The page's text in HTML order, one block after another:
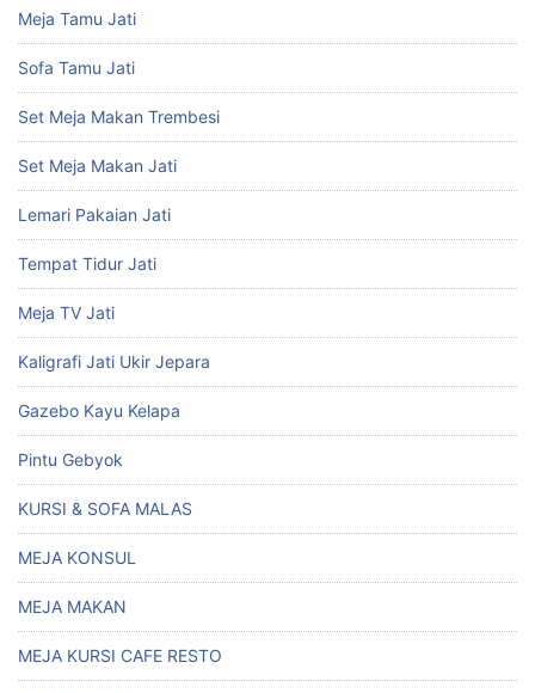
Meja Tamu Jati
Sofa Tamu Jati
Set Meja Makan Trembesi
Set Meja Makan Jati
Lemari Pakaian Jati
Tempat Tidur Jati
Meja TV Jati
Kaligrafi Jati Ukir Jepara
Gazebo Kayu Kelapa
Pintu Gebyok
KURSI & SOFA MALAS
MEJA KONSUL
MEJA MAKAN
MEJA KURSI CAFE RESTO